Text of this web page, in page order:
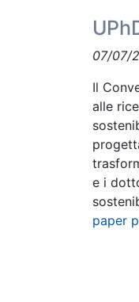
07/07/
Il
alle
e i
paper